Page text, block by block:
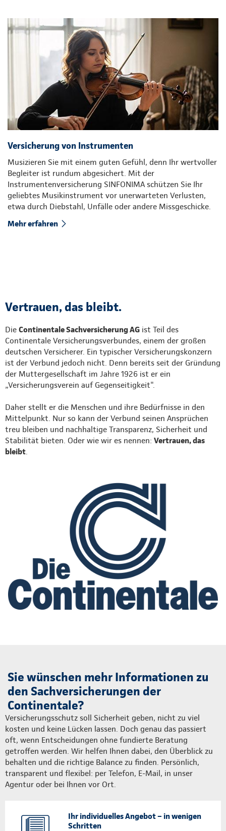
Versicherung von Instrumenten
Musizieren Sie mit einem guten Gefühl, denn Ihr wertvoller
Begleiter ist rundum abgesichert. Mit der
Instrumentenversicherung SINFONIMA schützen Sie Ihr
geliebtes Musikinstrument vor unerwarteten Verlusten,
etwa durch Diebstahl, Unfälle oder andere Missgeschicke.
Mehr erfahren
Vertrauen, das bleibt.
Die Continentale Sachversicherung AG ist Teil des
Continentale Versicherungsverbundes, einem der großen
deutschen Versicherer. Ein typischer Versicherungskonzern
ist der Verbund jedoch nicht. Denn bereits seit der Gründung
der Muttergesellschaft im Jahre 1926 ist er ein
„Versicherungsverein auf Gegenseitigkeit".
Daher stellt er die Menschen und ihre Bedürfnisse in den
Mittelpunkt. Nur so kann der Verbund seinen Ansprüchen
treu bleiben und nachhaltige Transparenz, Sicherheit und
Stabilität bieten. Oder wie wir es nennen: Vertrauen, das
bleibt
Sie wünschen mehr Informationen zu
den Sachversicherungen der
Continentale?
Versicherungsschutz soll Sicherheit geben, nicht zu viel
kosten und keine Lücken lassen. Doch genau das passiert
oft, wenn Entscheidungen ohne fundierte Beratung
getroffen werden. Wir helfen Ihnen dabei, den Überblick zu
behalten und die richtige Balance zu finden. Persönlich,
transparent und flexibel: per Telefon, E-Mail, in unser
Agentur oder bei Ihnen vor Ort.
Ihr individuelles Angebot – in wenigen
Schritten